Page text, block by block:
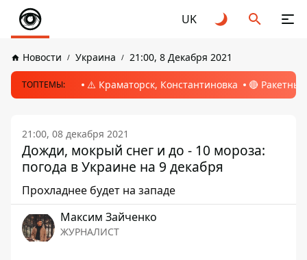
UK
Новости Украина 21:00, 8 Декабря 2021
ТОПТЕМЫ: ⚠️ Краматорск, Константиновка 🔴
21:00, 08 декабря 2021
Дожди, мокрый снег и до - 10 мороза:
погода в Украине на 9 декабря
Прохладнее будет на западе
Максим Зайченко
ЖУРНАЛИСТ